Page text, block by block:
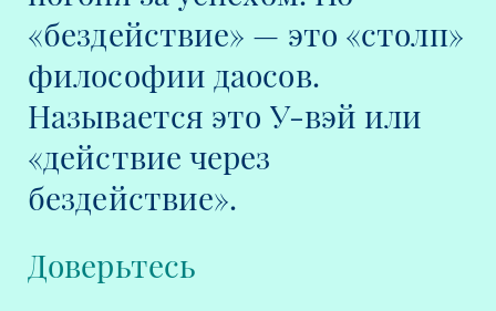
«бездействие» — это «столп»
философии даосов.
Называется это У-вэй или
«действие через
бездействие».
Доверьтесь